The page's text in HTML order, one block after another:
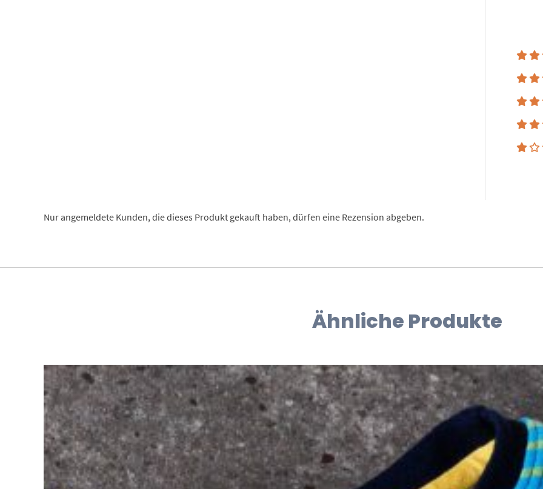
Nur angemeldete Kunden, die dieses Produkt gekauft haben, dürfen eine Rezension abgeben.
Ähnliche Produkte